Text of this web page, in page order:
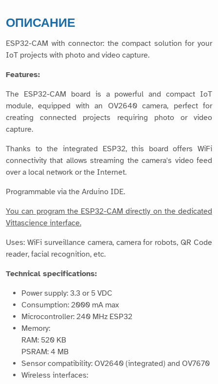
ОПИСАНИЕ
ESP32-CAM with connector: the compact solution for your
IoT projects with photo and video capture.
Features:
The ESP32-CAM board is a powerful and compact IoT
module, equipped with an OV2640 camera, perfect for
creating connected projects requiring photo or video
capture.
Thanks to the integrated ESP32, this board offers WiFi
connectivity that allows streaming the camera's video feed
over a local network or the Internet.
Programmable via the Arduino IDE.
You can program the ESP32-CAM directly on the dedicated
Vittascience interface.
Uses: WiFi surveillance camera, camera for robots, QR Code
reader, facial recognition, etc.
Technical specifications:
Power supply: 3.3 or 5 VDC
Consumption: 2000 mA max
Microcontroller: 240 MHz ESP32
Memory:
RAM: 520 KB
PSRAM: 4 MB
Sensor compatibility: OV2640 (integrated) and OV7670
Wireless interfaces: